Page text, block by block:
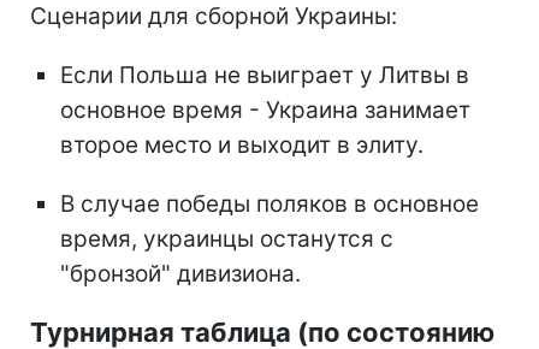
Сценарии для сборной Украины:
Если Польша не выиграет у Литвы в
основное время - Украина занимает
второе место и выходит в элиту.
В случае победы поляков в основное
время, украинцы останутся с
"бронзой" дивизиона.
Турнирная таблица (по состоянию